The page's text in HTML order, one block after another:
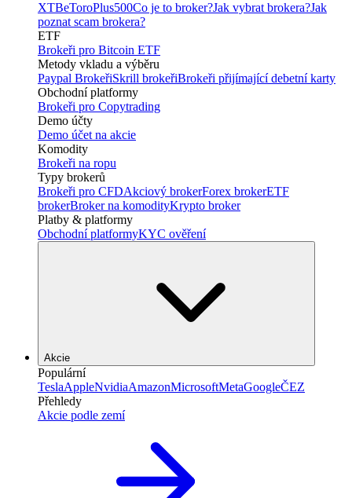
XTBeToroPlus500Co je to broker?Jak vybrat brokera?Jak
poznat scam brokera?
ETF
Brokeři pro Bitcoin ETF
Metody vkladu a výběru
Paypal BrokeřiSkrill brokeřiBrokeři přijímající debetní karty
Obchodní platformy
Brokeři pro Copytrading
Demo účty
Demo účet na akcie
Komodity
Brokeři na ropu
Typy brokerů
Brokeři pro CFDAkciový brokerForex brokerETF
brokerBroker na komodityKrypto broker
Platby & platformy
Obchodní platformyKYC ověření
Akcie
Populární
TeslaAppleNvidiaAmazonMicrosoftMetaGoogleČEZ
Přehledy
Akcie podle zemí